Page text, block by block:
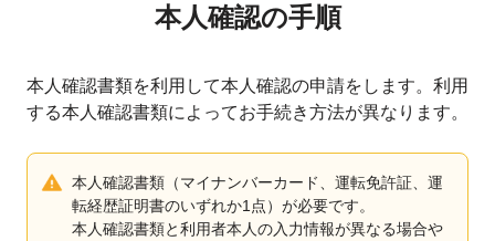
本人確認の手順
本人確認書類を利用して本人確認の申請をします。 利用
する本人確認書類によってお手続き方法が異なります。
本人確認書類（マイナンバーカード、運転免許証、運
転経歴証明書のいずれか1点）が必要です。
本人確認書類と利用者本人の入力情報が異なる場合や